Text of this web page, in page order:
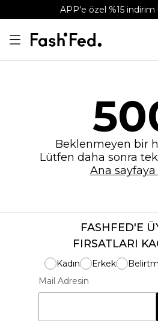
APP'e özel %15 indirim
Beklenmeyen bir
Lütfen daha sonra
Ana sayfaya
FASHFED'E
FIRSATLARI
Kadın Erkek
Mail Adresin